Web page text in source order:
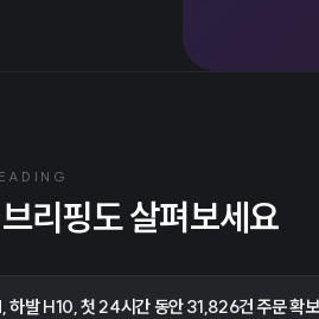
리핑도 살펴보세요
발 H10, 첫 24시간 동안 31,826건 주문 확보